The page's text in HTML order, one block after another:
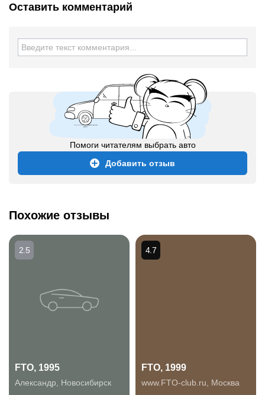
Оставить комментарий
Помоги читателям выбрать авто
Добавить отзыв
Похожие отзывы
FTO, 1995
Александр
Новосибирск
2.5
FTO, 1999
www.FTO-club.ru
Москва
4.7